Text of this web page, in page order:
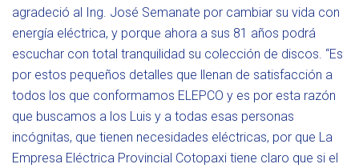
agradeció al Ing. José Semanate por cambiar su vida con
energía eléctrica, y porque ahora a sus 81 años podrá
escuchar con total tranquilidad su colección de discos. “Es
por estos pequeños detalles que llenan de satisfacción a
todos los que conformamos ELEPCO y es por esta razón
que buscamos a los Luis y a todas esas personas
incógnitas, que tienen necesidades eléctricas, por que La
Empresa Eléctrica Provincial Cotopaxi tiene claro que si el